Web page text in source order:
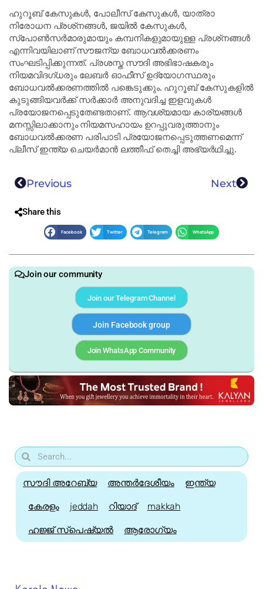
ഹുറൂബ് കേസുകള്‍, പോലീസ് കേസുകള്‍, യാത്രാ
നിരോധന പ്രശ്‌നങ്ങള്‍, ജയില്‍ കേസുകള്‍,
സ്‌പോണ്‍സര്‍മാരുമായും കമ്പനികളുമായുള്ള പ്രശ്‌നങ്ങള്‍
എന്നിവയിലാണ് സൗജന്യ ബോധവല്‍ക്കരണം
സംഘടിപ്പിക്കുന്നത്. പ്രശസ്ത സൗദി അഭിഭാഷകരും
നിയമവിദഗ്ധരും ലേബര്‍ ഓഫീസ് ഉദ്യോഗസ്ഥരും
ബോധവല്‍ക്കരണത്തിൽ പങ്കെടുക്കും. ഹുറൂബ് കേസുകളില്‍
കുടുങ്ങിയവര്‍ക്ക് സര്‍ക്കാര്‍ അനുവദിച്ച ഇളവുകൾ
പ്രയോജനപ്പെടുതേണ്ടതാണ്. ആവശ്യമായ കാര്യങ്ങള്‍
മനസ്സിലാക്കാനും നിയമസഹായം ഉറപ്പുവരുത്താനും
ബോധവല്‍ക്കരണ പരിപാടി പ്രയോജനപ്പെടുത്തണമെന്ന്
പ്ലീസ് ഇന്ത്യ ചെയര്‍മാന്‍ ലത്തീഫ് തെച്ചി അഭ്യര്‍ഥിച്ചു.
Previous Next
Share this
Facebook Twitter Telegram WhatsApp
Join our community
Join our Telegram Channel
Join Facebook group
Join WhatsApp Community
സൗദി അറേബ്യ അന്തർദേശീയം ഇന്ത്യ
കേരളം jeddah റിയാദ് makkah
ഹജ്ജ്‌ സ്പെഷ്യൽ ആരോഗ്യം